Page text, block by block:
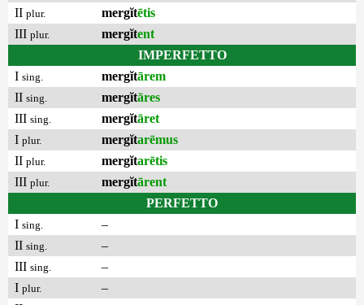
II plur. mergĭtētis
III plur. mergĭtent
IMPERFETTO
I sing. mergĭtārem
II sing. mergĭtāres
III sing. mergĭtāret
I plur. mergĭtarēmus
II plur. mergĭtarētis
III plur. mergĭtārent
PERFETTO
I sing.
–
II sing.
–
III sing.
–
I plur.
–